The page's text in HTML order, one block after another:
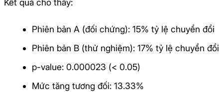
Kết quả cho thấy:
Phiên bản A (đối chứng): 15% tỷ lệ chuyển đổi
Phiên bản B (thử nghiệm): 17% tỷ lệ chuyển đổi
p-value: 0.000023 (< 0.05)
Mức tăng tương đối: 13.33%